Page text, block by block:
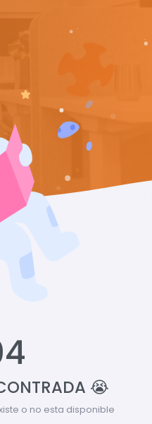
😭
o no esta disponible